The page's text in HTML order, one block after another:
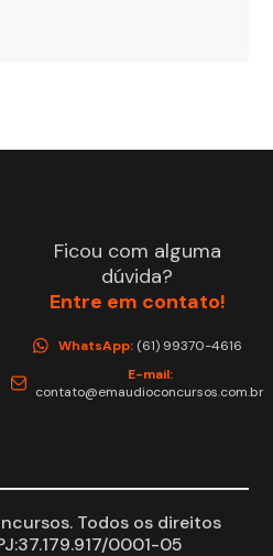
Ficou com alguma
dúvida?
Entre em contato!
WhatsApp: (61) 99370-4616
E-mail:
contato@emaudioconcursos.com.br
Todos os direitos
0001-05